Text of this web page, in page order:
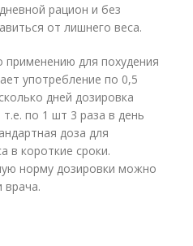
рацион и без
от лишнего веса.
применению для похудения
употребление по 0,5
дней дозировка
по 1 шт 3 раза в день
доза для
в короткие сроки.
норму дозировки можно
врача.